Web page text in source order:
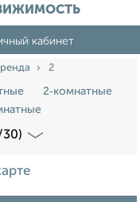
кабинет
2
2‑комнатные